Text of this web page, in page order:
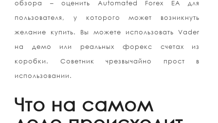
обзора – оценить Automated Forex EA для
пользователя, у которого может возникнуть
желание купить. Вы можете использовать Vader
на демо или реальных форекс счетах из
коробки. Советник чрезвычайно прост в
использовании.
Что на самом